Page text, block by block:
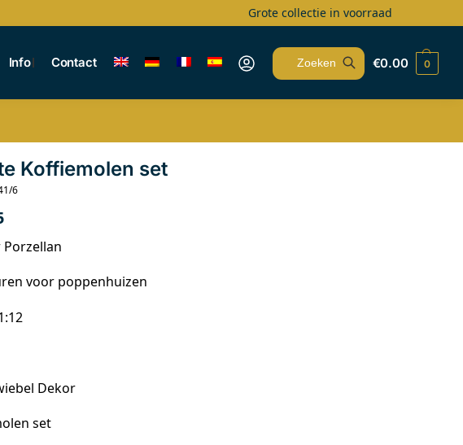
Grote collectie in voorraad
Info Contact €0.00 0
Koffiemolen set
6
voor poppenhuizen
Dekor
set